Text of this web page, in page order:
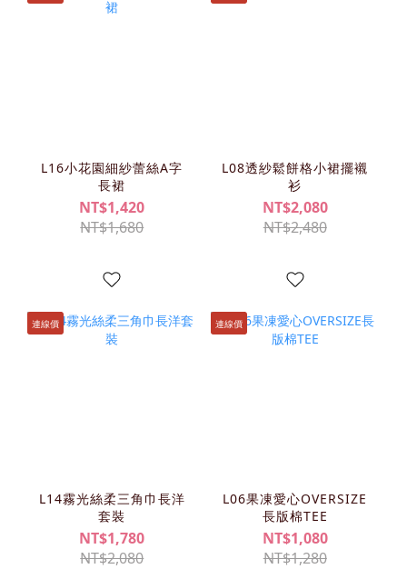
L16小花園細紗蕾絲A字
長裙
NT$1,420
NT$1,680
L08透紗鬆餅格小裙擺襯
衫
NT$2,080
NT$2,480
連線價
L14霧光絲柔三角巾長洋
套裝
NT$1,780
NT$2,080
連線價
L06果凍愛心OVERSIZE
長版棉TEE
NT$1,080
NT$1,280